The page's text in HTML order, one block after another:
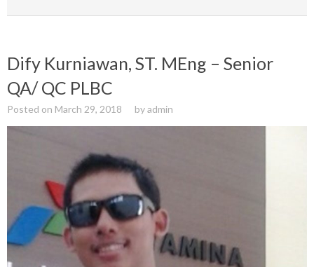
Dify Kurniawan, ST. MEng – Senior
QA/ QC PLBC
Posted on March 29, 2018 byadmin